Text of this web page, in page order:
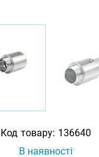
Код товару: 136640
В наявності